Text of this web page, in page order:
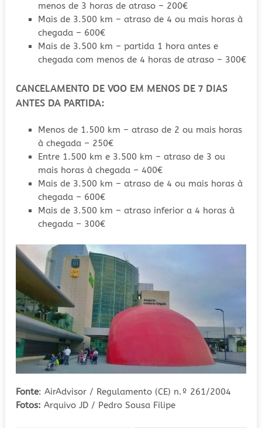
menos de 3 horas de atraso – 200€
Mais de 3.500 km – atraso de 4 ou mais horas à
chegada – 600€
Mais de 3.500 km – partida 1 hora antes e
chegada com menos de 4 horas de atraso – 300€
CANCELAMENTO DE VOO EM MENOS DE 7 DIAS
ANTES DA PARTIDA:
Menos de 1.500 km – atraso de 2 ou mais horas
à chegada – 250€
Entre 1.500 km e 3.500 km – atraso de 3 ou
mais horas à chegada – 400€
Mais de 3.500 km – atraso de 4 ou mais horas à
chegada – 600€
Mais de 3.500 km – atraso inferior a 4 horas à
chegada – 300€
Fonte: AirAdvisor / Regulamento (CE) n.º 261/2004
Fotos: Arquivo JD / Pedro Sousa Filipe